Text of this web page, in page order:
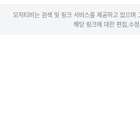
모자티비는 검색 및 링크 서비스를 제공하고 있으며
해당 링크에 대한 편집,수